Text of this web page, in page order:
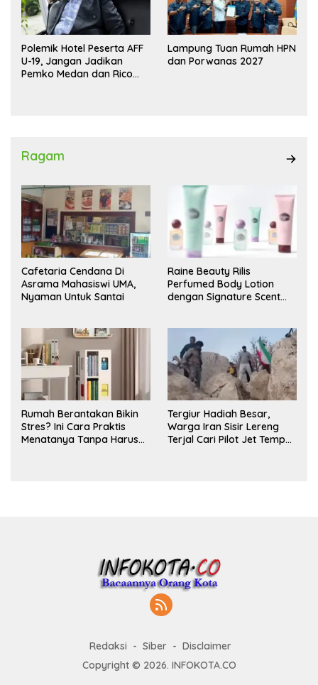
Polemik Hotel Peserta AFF
U-19, Jangan Jadikan
Pemko Medan dan Rico
Lampung Tuan Rumah HPN
dan Porwanas 2027
Ragam
Cafetaria Cendana Di
Asrama Mahasiswi UMA,
Nyaman Untuk Santai
Raine Beauty Rilis
Perfumed Body Lotion
dengan Signature Scent
Rumah Berantakan Bikin
Stres? Ini Cara Praktis
Menatanya Tanpa Harus
Tergiur Hadiah Besar,
Warga Iran Sisir Lereng
Terjal Cari Pilot Jet Tempur
Redaksi Siber
Disclaimer
Copyright © 2026. INFOKOTA.CO